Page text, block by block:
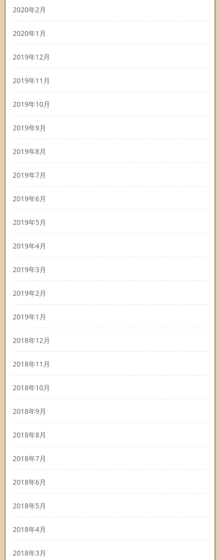
2020年2月
2020年1月
2019年12月
2019年11月
2019年10月
2019年9月
2019年8月
2019年7月
2019年6月
2019年5月
2019年4月
2019年3月
2019年2月
2019年1月
2018年12月
2018年11月
2018年10月
2018年9月
2018年8月
2018年7月
2018年6月
2018年5月
2018年4月
2018年3月